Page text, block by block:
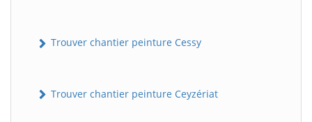
Trouver chantier peinture Cessy
Trouver chantier peinture Ceyzériat